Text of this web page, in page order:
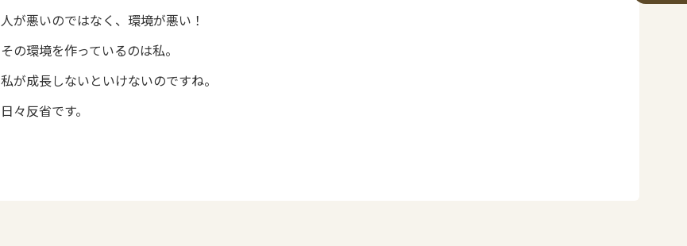
人が悪いのではなく、環境が悪い！
その環境を作っているのは私。
私が成長しないといけないのですね。
日々反省です。